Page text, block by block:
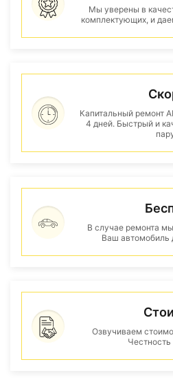
Мы уверены в
комплектующих, и
Капитальный ремонт
4 дней. Быстрый и
В случае ремонта
Ваш
Озвучиваем
Честность